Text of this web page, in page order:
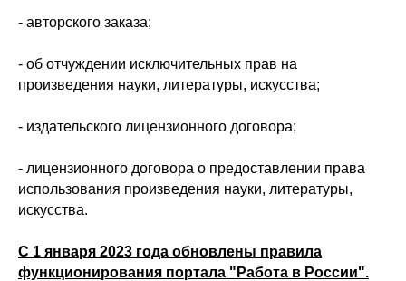
- авторского заказа;
- об отчуждении исключительных прав на
произведения науки, литературы, искусства;
- издательского лицензионного договора;
- лицензионного договора о предоставлении права
использования произведения науки, литературы,
искусства.
С 1 января 2023 года обновлены правила
функционирования портала "Работа в России".